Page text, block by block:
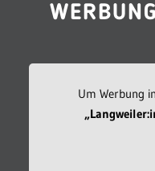
Um Werbung